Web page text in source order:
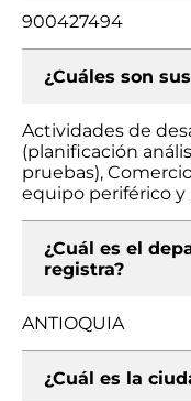
900427494
¿Cuáles son
Actividades de
(planificación
pruebas),
equipo periférico
¿Cuál es el
registra?
ANTIOQUIA
¿Cuál es la